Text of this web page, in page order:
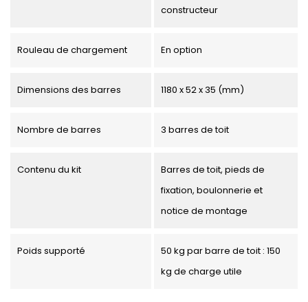
constructeur
Rouleau de chargement En option
Dimensions des barres 1180 x 52 x 35 (mm)
Nombre de barres 3 barres de toit
Contenu du kit
Barres de toit, pieds de
fixation, boulonnerie et
notice de montage
Poids supporté
50 kg par barre de toit : 150
kg de charge utile